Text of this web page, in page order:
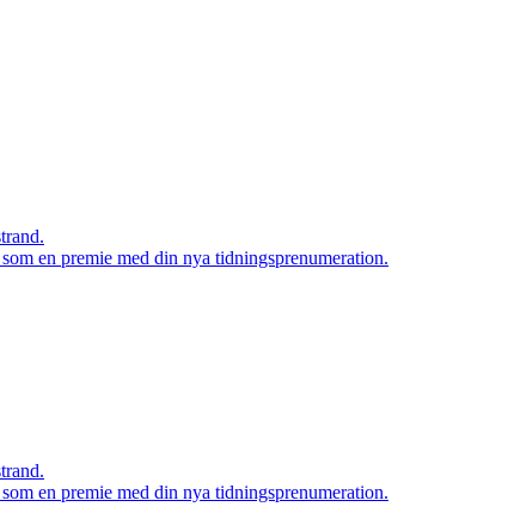
en premie med din nya tidningsprenumeration.
en premie med din nya tidningsprenumeration.